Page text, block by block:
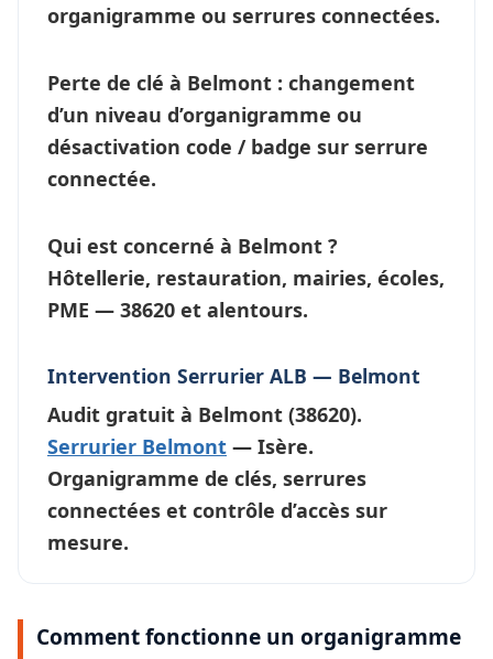
organigramme ou serrures connectées.
Perte de clé à Belmont : changement
d’un niveau d’organigramme ou
désactivation code / badge sur serrure
connectée.
Qui est concerné à Belmont ?
Hôtellerie, restauration, mairies, écoles,
PME — 38620 et alentours.
Intervention Serrurier ALB — Belmont
Audit gratuit à Belmont (38620).
Serrurier Belmont — Isère.
Organigramme de clés, serrures
connectées et contrôle d’accès sur
mesure.
Comment fonctionne un organigramme